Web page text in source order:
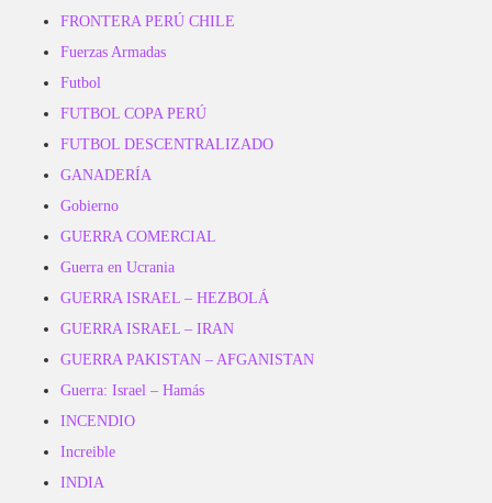
FRONTERA PERÚ CHILE
Fuerzas Armadas
Futbol
FUTBOL COPA PERÚ
FUTBOL DESCENTRALIZADO
GANADERÍA
Gobierno
GUERRA COMERCIAL
Guerra en Ucrania
GUERRA ISRAEL – HEZBOLÁ
GUERRA ISRAEL – IRAN
GUERRA PAKISTAN – AFGANISTAN
Guerra: Israel – Hamás
INCENDIO
Increible
INDIA